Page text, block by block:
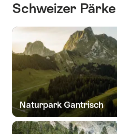
Schweizer Pärke
Naturpark Gantrisch